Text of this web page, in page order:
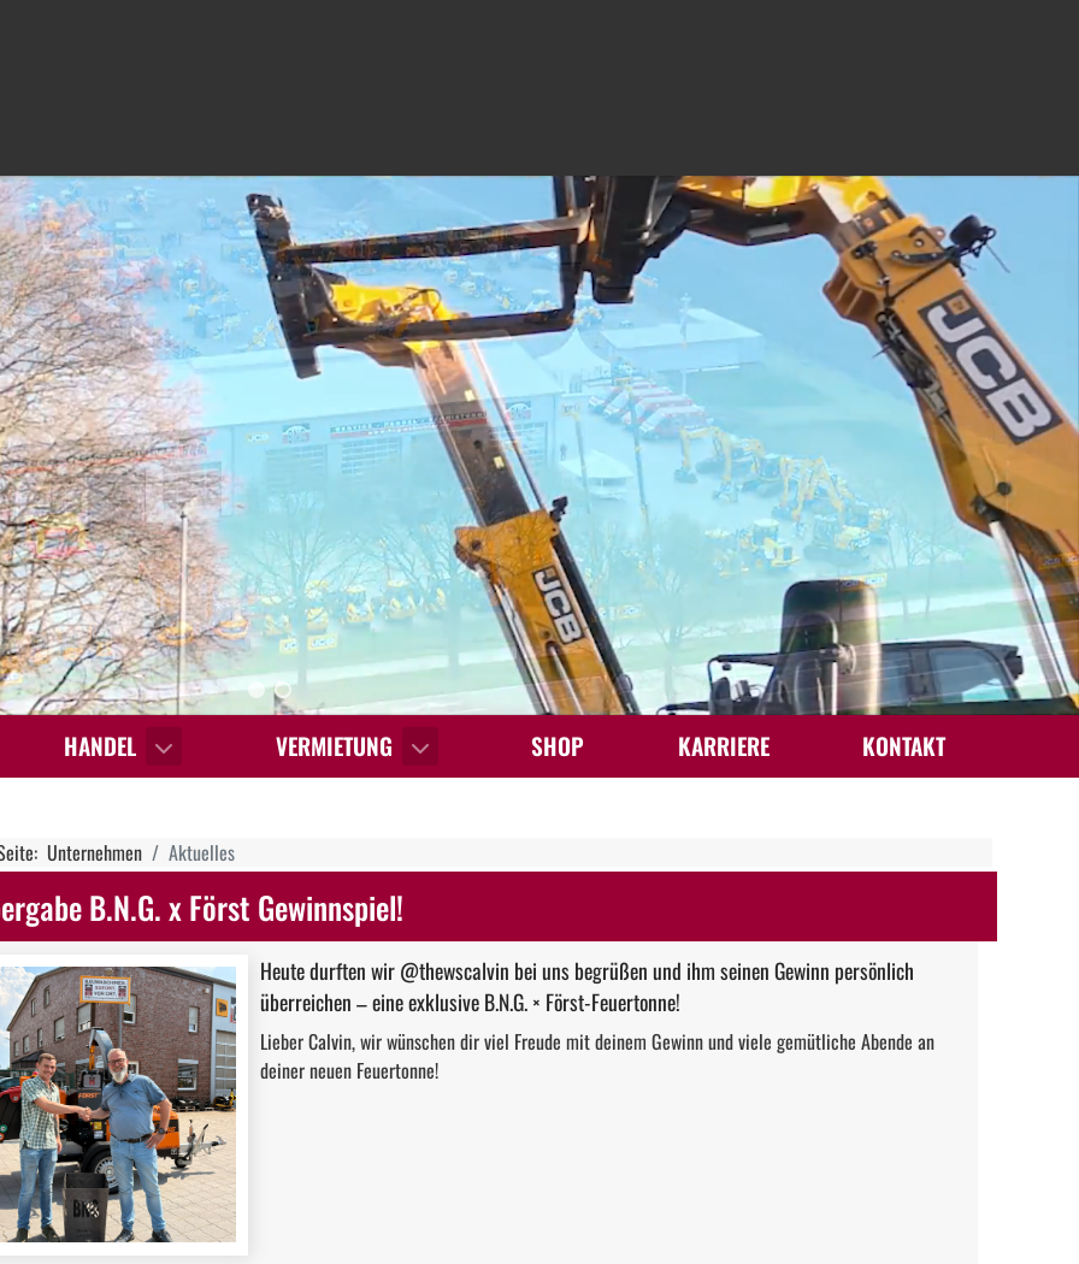
HANDEL VERMIETUNG SHOP KONTAKT
KARRIERE
Unternehmen Aktuelles
B.N.G. x Först Gewinnspiel!
Heute durften wir @thewscalvin bei uns begrüßen und ihm seinen Gewinn persönlich
überreichen – eine exklusive B.N.G. × Först-Feuertonne!
Lieber Calvin, wir wünschen dir viel Freude mit deinem Gewinn und viele gemütliche Abende an
deiner neuen Feuertonne!